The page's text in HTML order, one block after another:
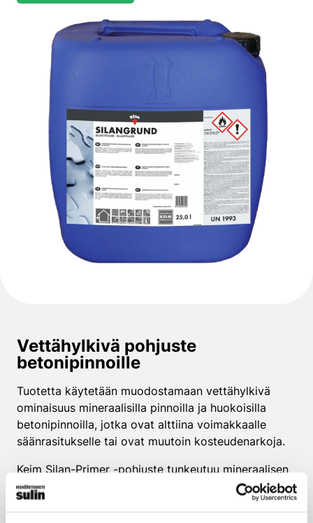
Vettähylkivä pohjuste
betonipinnoille
Tuotetta käytetään muodostamaan vettähylkivä
ominaisuus mineraalisilla pinnoilla ja huokoisilla
betonipinnoilla, jotka ovat alttiina voimakkaalle
säänrasitukselle tai ovat muutoin kosteudenarkoja.
Keim Silan-Primer -pohjuste tunkeutuu mineraalisen
alustan huokosrakenteeseen sekä hiushalkeamiin,
mutta käsittely ei kuitenkaan sulje